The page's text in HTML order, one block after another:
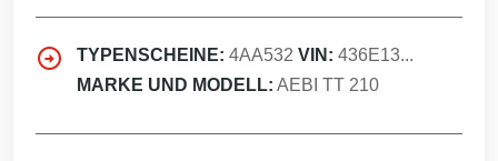
TYPENSCHEINE: 4AA532 VIN: 436E13...
MARKE UND MODELL: AEBI TT 210